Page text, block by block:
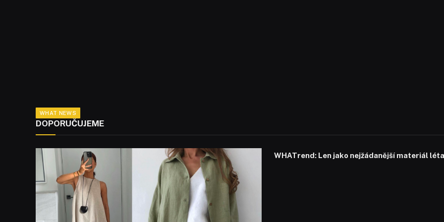
WHAT NEWS
DOPORUČUJEME
WHATrend: Len jako nejžádanější materiál léta